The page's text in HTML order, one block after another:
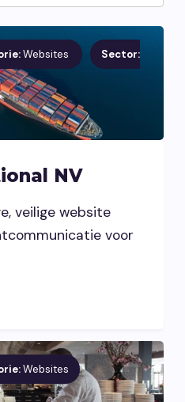
opnemen
Websites
Sector:
NV
veilige website
voor
Websites